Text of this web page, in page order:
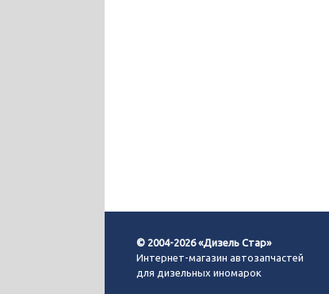
© 2004-2026 «Дизель Стар»
Интернет-магазин автозапчастей
для дизельных иномарок